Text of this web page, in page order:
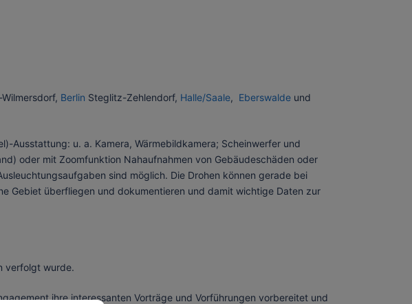
-Wilmersdorf, Berlin Steglitz-Zehlendorf, Halle/Saale, Eberswalde und
Ausstattung: u. a. Kamera, Wärmebildkamera; Scheinwerfer und
oder mit Zoomfunktion Nahaufnahmen von Gebäudeschäden oder
sind möglich. Die Drohen können gerade bei
Gebiet überfliegen und dokumentieren und damit wichtige Daten zur
verfolgt wurde.
ihre interessanten Vorträge und Vorführungen vorbereitet und